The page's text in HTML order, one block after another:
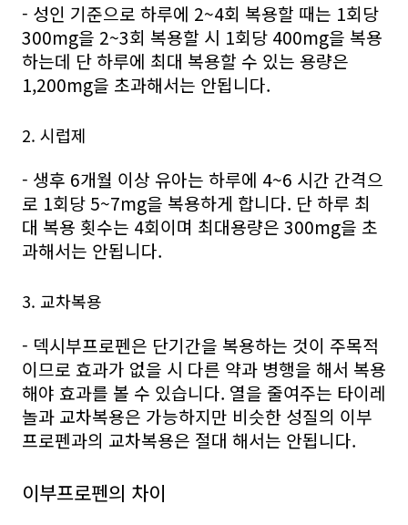
- 성인 기준으로 하루에 2~4회 복용할 때는 1회당
300mg을 2~3회 복용할 시 1회당 400mg을 복용
하는데 단 하루에 최대 복용할 수 있는 용량은
1,200mg을 초과해서는 안됩니다.
2. 시럽제
- 생후 6개월 이상 유아는 하루에 4~6 시간 간격으
로 1회당 5~7mg을 복용하게 합니다. 단 하루 최
대 복용 횟수는 4회이며 최대용량은 300mg을 초
과해서는 안됩니다.
3. 교차복용
- 덱시부프로펜은 단기간을 복용하는 것이 주목적
이므로 효과가 없을 시 다른 약과 병행을 해서 복용
해야 효과를 볼 수 있습니다. 열을 줄여주는 타이레
놀과 교차복용은 가능하지만 비슷한 성질의 이부
프로펜과의 교차복용은 절대 해서는 안됩니다.
이부프로펜의 차이